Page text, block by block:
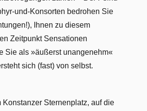
und-Konsorten bedrohen Sie
Ihnen zu diesem
Zeitpunkt Sensationen
Sie als »äußerst unangenehm«
sich (fast) von selbst.
Konstanzer Sternenplatz, auf die